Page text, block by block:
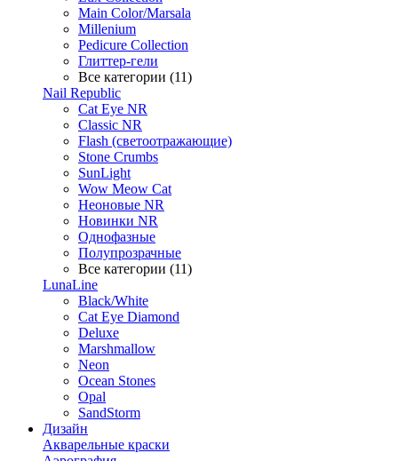
Main Color/Marsala
Millenium
Pedicure Collection
Глиттер-гели
Все категории (11)
Nail Republic
Cat Eye NR
Classic NR
Flash (светоотражающие)
Stone Crumbs
SunLight
Wow Meow Cat
Неоновые NR
Новинки NR
Однофазные
Полупрозрачные
Все категории (11)
LunaLine
Black/White
Cat Eye Diamond
Deluxe
Marshmallow
Neon
Ocean Stones
Opal
SandStorm
Дизайн
Акварельные краски